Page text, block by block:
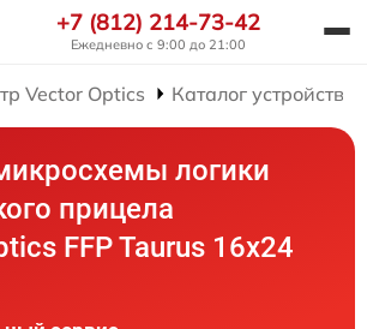
+7 (812) 214-73-42
Ежедневно с 9:00 до 21:00
Vector Optics Каталог устройств
логики
прицела
FFP Taurus 16x24